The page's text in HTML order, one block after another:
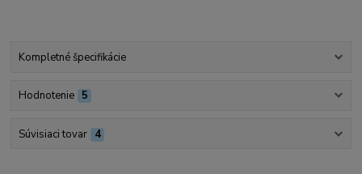
Kompletné špecifikácie
Hodnotenie 5
Súvisiaci tovar 4